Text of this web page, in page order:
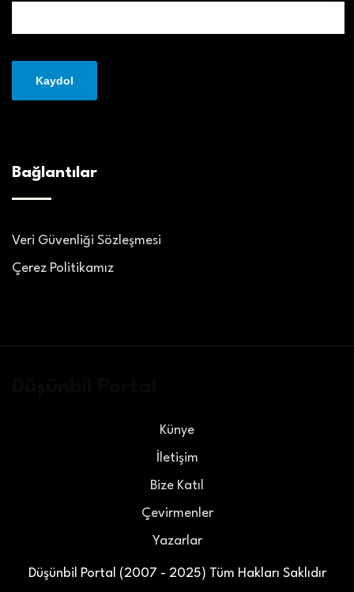
Bağlantılar
Veri Güvenliği Sözleşmesi
Çerez Politikamız
Düşünbil Portal (2007 - 2025) Tüm Hakları Saklıdır
Künye
İletişim
Bize Katıl
Çevirmenler
Yazarlar